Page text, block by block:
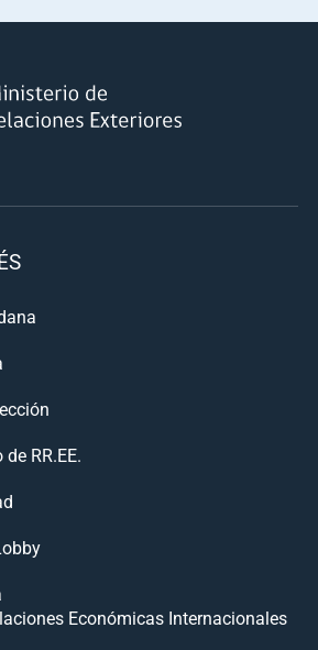
RR.EE.
Económicas Internacionales